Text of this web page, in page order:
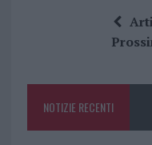
o
k
te
re
NOTIZIE RECENTI